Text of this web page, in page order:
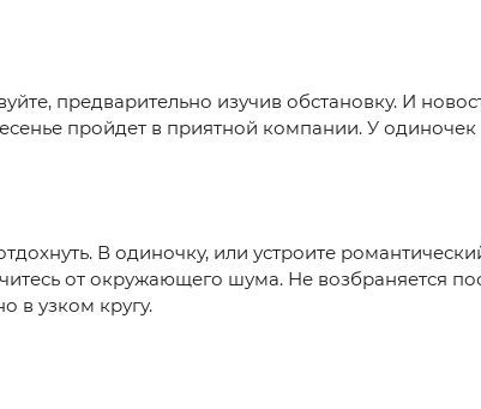
предварительно изучив обстановку. И
пройдет в приятной компании. У
В одиночку, или устроите
от окружающего шума. Не возбраняется
в узком кругу.